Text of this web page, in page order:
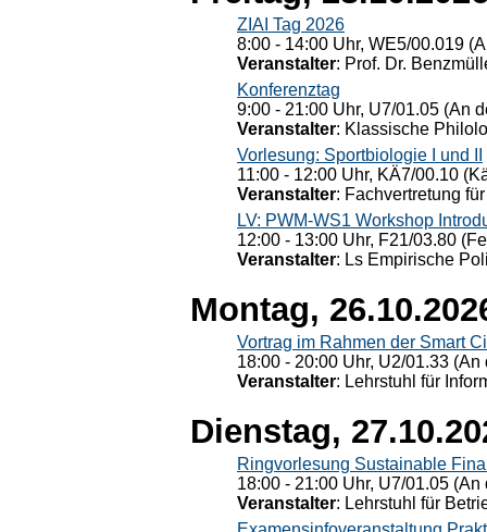
ZIAI Tag 2026
8:00 - 14:00 Uhr, WE5/00.019
Veranstalter: Prof. Dr.
Konferenztag
9:00 - 21:00 Uhr, U7/01.05 (An
Veranstalter: Klassische
Vorlesung: Sportbiologie I und II
11:00 - 12:00 Uhr, KÄ7/00.10
Veranstalter: Fachvertretung
LV: PWM-WS1 Workshop
12:00 - 13:00 Uhr, F21/03.80
Veranstalter: Ls Empirische
Montag,
Vortrag im Rahmen der Smart
18:00 - 20:00 Uhr, U2/01.33
Veranstalter: Lehrstuhl für
Dienstag,
Ringvorlesung Sustainable
18:00 - 21:00 Uhr, U7/01.05
Veranstalter: Lehrstuhl für